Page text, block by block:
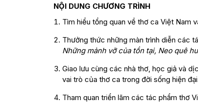
NỘI DUNG CHƯƠNG TRÌNH
Tìm hiểu tổng quan về thơ ca Việt Nam
Thưởng thức những màn trình diễn các
Những mảnh vỡ của tồn tại, Neo quê
Giao lưu cùng các nhà thơ, học giả và
vai trò của thơ ca trong đời sống hiện
Tham quan triển lãm các tác phẩm thơ